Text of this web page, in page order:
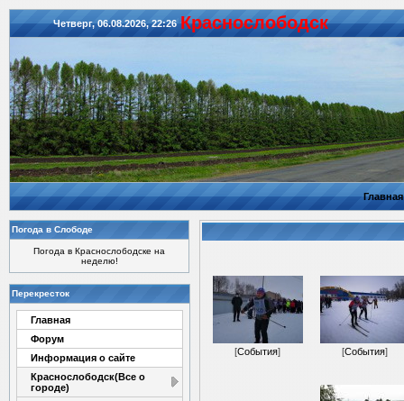
Четверг, 06.08.2026, 22:26 Красноcлободск
Главная
Погода в Слободе
Погода в Краснослободске на
неделю!
Перекресток
Главная
Форум
Информация о сайте
Краснослободск(Все о
городе)
[События] [События]